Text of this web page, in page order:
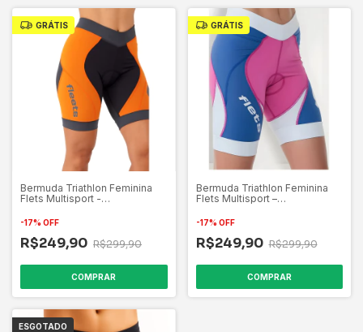
GRÁTIS
Bermuda Triathlon Feminina
Flets Multisport -
-17% OFF
R$249,90 R$299,90
COMPRAR
GRÁTIS
Bermuda Triathlon Feminina
Flets Multisport –
-17% OFF
R$249,90 R$299,90
COMPRAR
ESGOTADO